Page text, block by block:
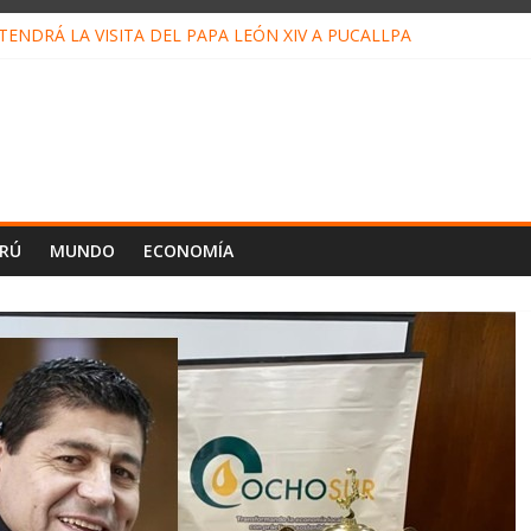
LA VISITA DEL PAPA LEÓN XIV A PUCALLPA
MUNDO ECONOMÍA